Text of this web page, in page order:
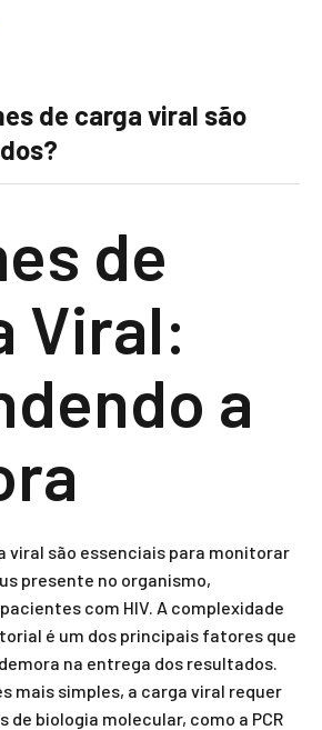
de carga viral são
de
Viral:
a
viral são essenciais para monitorar
presente no organismo,
com HIV. A complexidade
é um dos principais fatores que
na entrega dos resultados.
mais simples, a carga viral requer
de biologia molecular, como a PCR